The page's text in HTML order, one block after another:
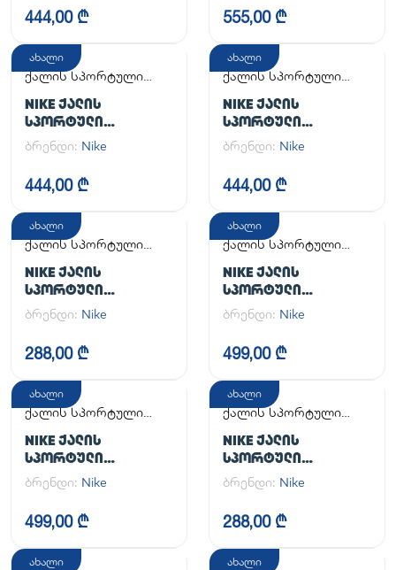
444,00 ₾ 555,00 ₾
ახალი
ქალის სპორტული
NIKE ᲥᲐᲚᲘᲡ
ᲡᲞᲝᲠᲢᲣᲚᲘ
ᲤᲔᲮᲡᲐᲪᲛᲔᲚᲘ W AIR
FORCE 1 '07 FLYEASE
ბრენდი: Nike
444,00 ₾
ახალი
ქალის სპორტული
NIKE ᲥᲐᲚᲘᲡ
ᲡᲞᲝᲠᲢᲣᲚᲘ
ᲤᲔᲮᲡᲐᲪᲛᲔᲚᲘ WMNS
AIR FORCE 1 '07
ბრენდი: Nike
444,00 ₾
ახალი
ქალის სპორტული
NIKE ᲥᲐᲚᲘᲡ
ᲡᲞᲝᲠᲢᲣᲚᲘ
ᲤᲔᲮᲡᲐᲪᲛᲔᲚᲘ WMNS
NIKE INITIATOR
ბრენდი: Nike
288,00 ₾
ახალი
ქალის სპორტული
NIKE ᲥᲐᲚᲘᲡ
ᲡᲞᲝᲠᲢᲣᲚᲘ
ᲤᲔᲮᲡᲐᲪᲛᲔᲚᲘ W
ZOOM VAPOR 12
ბრენდი: Nike
499,00 ₾
ახალი
ქალის სპორტული
NIKE ᲥᲐᲚᲘᲡ
ᲡᲞᲝᲠᲢᲣᲚᲘ
ᲤᲔᲮᲡᲐᲪᲛᲔᲚᲘ
ბრენდი: Nike
499,00 ₾
ახალი
ქალის სპორტული
NIKE ᲥᲐᲚᲘᲡ
ᲡᲞᲝᲠᲢᲣᲚᲘ
ᲤᲔᲮᲡᲐᲪᲛᲔᲚᲘ
ბრენდი: Nike
288,00 ₾
ახალი ახალი